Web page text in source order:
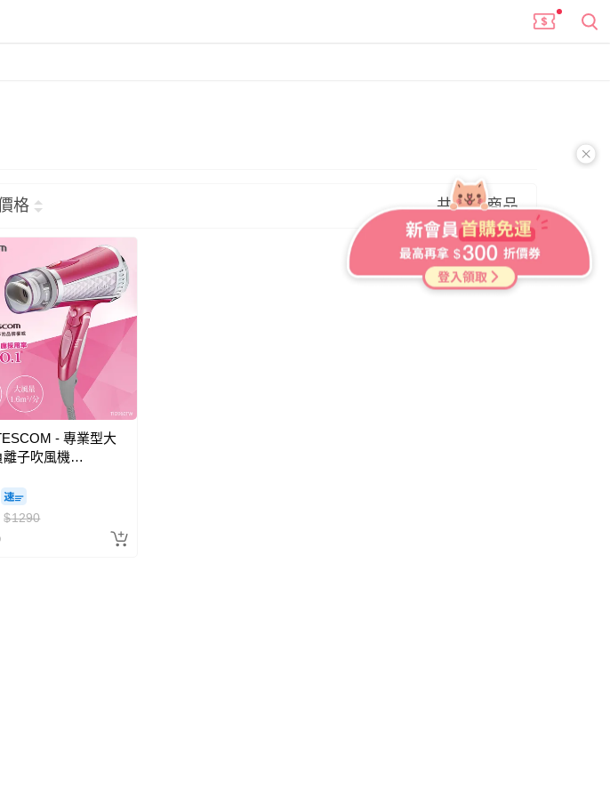
格 共 2 件商品
- 專業型大
離子吹風機
$1290